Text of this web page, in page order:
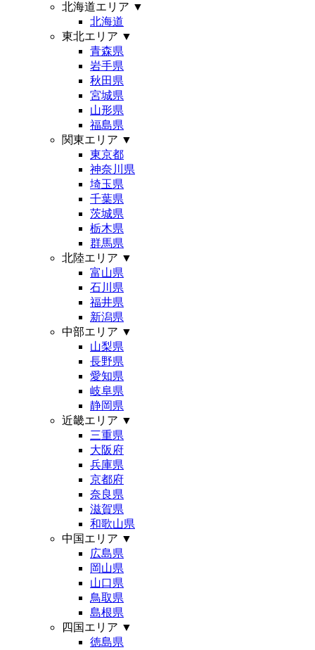
北海道エリア ▼
北海道
東北エリア ▼
青森県
岩手県
秋田県
宮城県
山形県
福島県
関東エリア ▼
東京都
神奈川県
埼玉県
千葉県
茨城県
栃木県
群馬県
北陸エリア ▼
富山県
石川県
福井県
新潟県
中部エリア ▼
山梨県
長野県
愛知県
岐阜県
静岡県
近畿エリア ▼
三重県
大阪府
兵庫県
京都府
奈良県
滋賀県
和歌山県
中国エリア ▼
広島県
岡山県
山口県
鳥取県
島根県
四国エリア ▼
徳島県